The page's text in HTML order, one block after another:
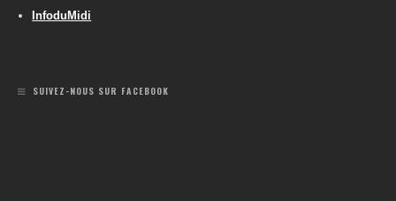
InfoduMidi
SUIVEZ-NOUS SUR FACEBOOK